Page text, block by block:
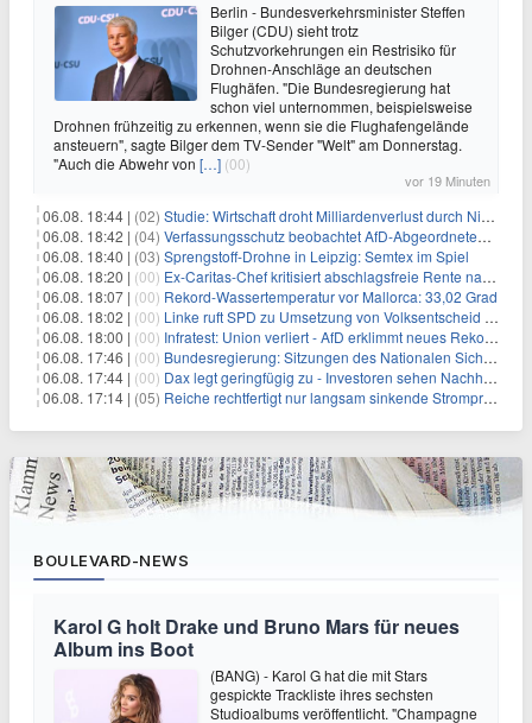
Berlin - Bundesverkehrsminister Steffen
Bilger (CDU) sieht trotz
Schutzvorkehrungen ein Restrisiko für
Drohnen-Anschläge an deutschen
Flughäfen. "Die Bundesregierung hat
schon viel unternommen, beispielsweise
Drohnen frühzeitig zu erkennen, wenn sie die Flughafengelände
ansteuern", sagte Bilger dem TV-Sender "Welt" am Donnerstag.
"Auch die Abwehr von […] (00)
vor 19 Minuten
06.08. 18:44 | (02) Studie: Wirtschaft droht Milliardenverlust durch Niedrigwasser
06.08. 18:42 | (04) Verfassungsschutz beobachtet AfD-Abgeordneten Nolte
06.08. 18:40 | (03) Sprengstoff-Drohne in Leipzig: Semtex im Spiel
06.08. 18:20 | (00) Ex-Caritas-Chef kritisiert abschlagsfreie Rente nach 45 Jahren
06.08. 18:07 | (00) Rekord-Wassertemperatur vor Mallorca: 33,02 Grad
06.08. 18:02 | (00) Linke ruft SPD zu Umsetzung von Volksentscheid auf
06.08. 18:00 | (00) Infratest: Union verliert - AfD erklimmt neues Rekordhoch
06.08. 17:46 | (00) Bundesregierung: Sitzungen des Nationalen Sicherheitsrates geheim
06.08. 17:44 | (00) Dax legt geringfügig zu - Investoren sehen Nachholpotenzial
06.08. 17:14 | (05) Reiche rechtfertigt nur langsam sinkende Strompreise
BOULEVARD-NEWS
Karol G holt Drake und Bruno Mars für neues
Album ins Boot
(BANG) - Karol G hat die mit Stars
gespickte Trackliste ihres sechsten
Studioalbums veröffentlicht. "Champagne